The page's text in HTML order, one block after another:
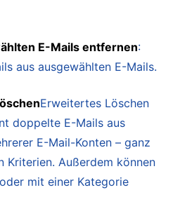
E-Mails entfernen:
aus ausgewählten E-Mails.
Erweitertes Löschen
doppelte E-Mails aus
E-Mail-Konten – ganz
Kriterien. Außerdem können
mit einer Kategorie